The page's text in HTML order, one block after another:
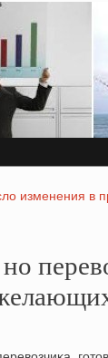
изменения